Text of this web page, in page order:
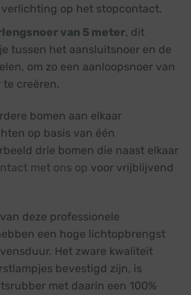
op het stopcontact.
van 5 meter, dit
tussen het aansluitsnoer en de
om zo een aanloopsnoer van
creëren.
bomen aan elkaar
op basis van één
drie bomen die naast elkaar
met ons op voor vrijblijvend
deze professionele
een hoge lichtopbrengst
Het zware kwaliteit
bevestigd zijn, is
met daarin een 100%